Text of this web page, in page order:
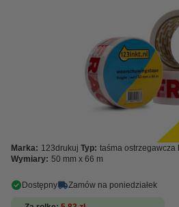
Marka: 123drukuj Typ: taśma ostrzegawcza
Wymiary: 50 mm x 66 m
Dostępny Zamów na poniedziałek